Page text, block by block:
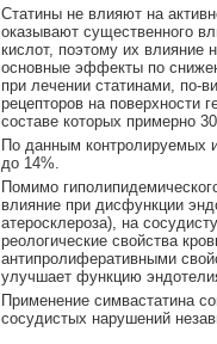
Статины не влияют на
оказывают существенного
кислот, поэтому их влияние
основные эффекты по
при лечении статинами, по-
рецепторов на поверхности
составе которых примерно
По данным контролируемых
до 14%.
Помимо
влияние при дисфункции
атеросклероза), на
реологические свойства
антипролиферативными
улучшает функцию
Применение симвастатина
сосудистых нарушений